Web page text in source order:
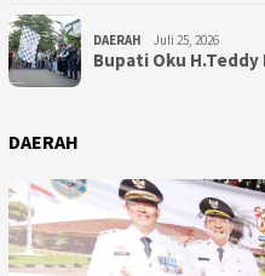
DAERAH Juli 25, 2026
Bupati Oku
DAERAH